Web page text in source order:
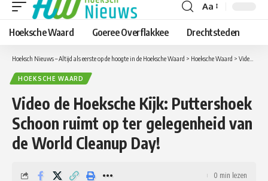
Lettergrootte
aanpassen
Aa
Hoeksche Waard Goeree Overflakkee Drechtsteden
Hoeksch Nieuws – Altijd als eerste op de hoogte in de Hoeksche Waard > Hoeksche Waard > Video de Hoeksche Kijk: Puttershoek Schoon ruimt op ter gelegenheid van de World Cleanup Day!
HOEKSCHE WAARD
Video de Hoeksche Kijk: Puttershoek
Schoon ruimt op ter gelegenheid van
de World Cleanup Day!
0 min lezen